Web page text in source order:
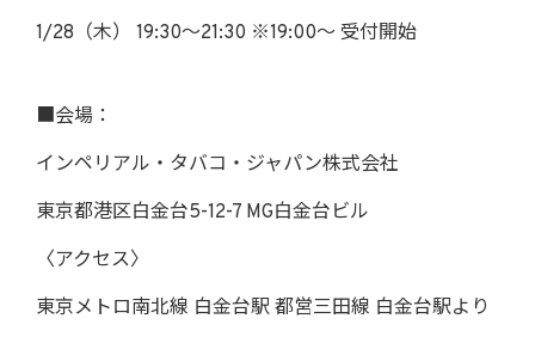
1/28（木） 19:30～21:30 ※19:00～ 受付開始
■会場：
インペリアル・タバコ・ジャパン株式会社
東京都港区白金台5-12-7 MG白金台ビル
〈アクセス〉
東京メトロ南北線 白金台駅 都営三田線 白金台駅より